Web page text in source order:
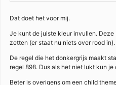
Dat doet het voor mij.
Je kunt de juiste kleur invullen.
zetten (er staat nu niets over rood in).
De regel die het donkergrijs maakt
regel 898. Dus als het niet lukt kun
Beter is overigens om een child